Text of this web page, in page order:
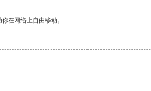
在网络上自由移动。